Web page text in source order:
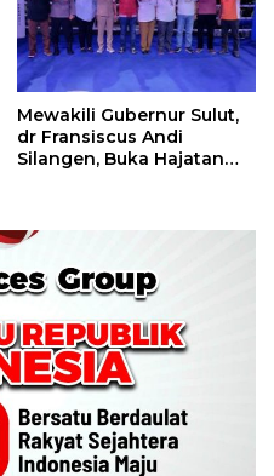
Mewakili Gubernur Sulut,
dr Fransiscus Andi
Silangen, Buka Hajatan